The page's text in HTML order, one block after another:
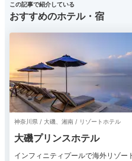
この記事で紹介している
おすすめのホテル・宿
神奈川県 / 大磯、湘南 / リゾートホテル
大磯プリンスホテル
インフィニティプールで海外リゾー